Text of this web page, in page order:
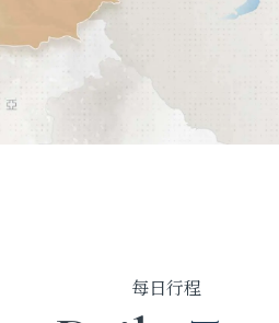
每日行程